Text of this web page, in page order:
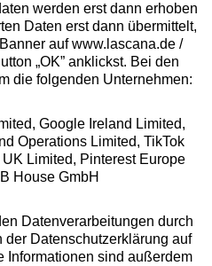
Bonitätsprüfung
werden erst dann erhoben
Daten erst dann übermittelt,
auf www.lascana.de /
„OK” anklickst. Bei den
die folgenden Unternehmen:
Google Ireland Limited,
Operations Limited, TikTok
Limited, Pinterest Europe
House GmbH
Datenverarbeitungen durch
Datenschutzerklärung auf
Informationen sind außerdem